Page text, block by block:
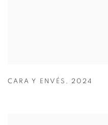
CARA Y ENVÉS , 2024